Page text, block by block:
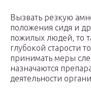
Вызвать резкую
положения сидя и
пожилых людей, то
глубокой старости
принимать меры
назначаются
деятельности